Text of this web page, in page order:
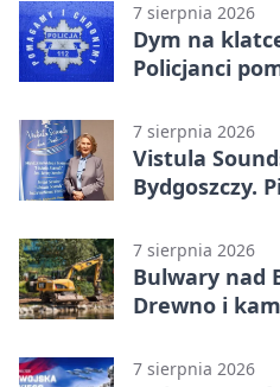
7 sierpnia 2026
Dym na
Policjanci
7 sierpnia 2026
Vistula
Bydgoszczy.
7 sierpnia 2026
Bulwary nad
Drewno i
7 sierpnia 2026